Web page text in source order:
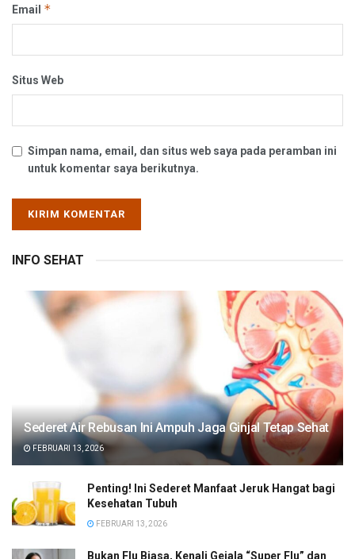
Email *
Situs Web
Simpan nama, email, dan situs web saya pada peramban ini
untuk komentar saya berikutnya.
INFO SEHAT
Sederet Air Rebusan Ini Ampuh Jaga Ginjal Tetap Sehat
FEBRUARI 13, 2026
Penting! Ini Sederet Manfaat Jeruk Hangat bagi
Kesehatan Tubuh
FEBRUARI 13, 2026
Bukan Flu Biasa, Kenali Gejala “Super Flu” dan